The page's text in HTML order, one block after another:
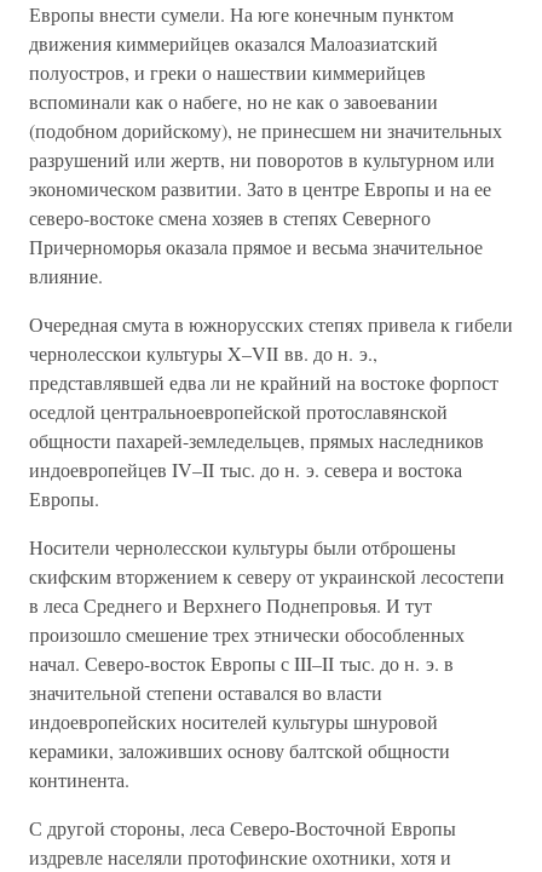
Европы внести сумели. На юге конечным пунктом
движения киммерийцев оказался Малоазиатский
полуостров, и греки о нашествии киммерийцев
вспоминали как о набеге, но не как о завоевании
(подобном дорийскому), не принесшем ни значительных
разрушений или жертв, ни поворотов в культурном или
экономическом развитии. Зато в центре Европы и на ее
северо-востоке смена хозяев в степях Северного
Причерноморья оказала прямое и весьма значительное
влияние.
Очередная смута в южнорусских степях привела к гибели
чернолесскои культуры X–VII вв. до н. э.,
представлявшей едва ли не крайний на востоке форпост
оседлой центральноевропейской протославянской
общности пахарей-земледельцев, прямых наследников
индоевропейцев IV–II тыс. до н. э. севера и востока
Европы.
Носители чернолесскои культуры были отброшены
скифским вторжением к северу от украинской лесостепи
в леса Среднего и Верхнего Поднепровья. И тут
произошло смешение трех этнически обособленных
начал. Северо-восток Европы с III–II тыс. до н. э. в
значительной степени оставался во власти
индоевропейских носителей культуры шнуровой
керамики, заложивших основу балтской общности
континента.
С другой стороны, леса Северо-Восточной Европы
издревле населяли протофинские охотники, хотя и